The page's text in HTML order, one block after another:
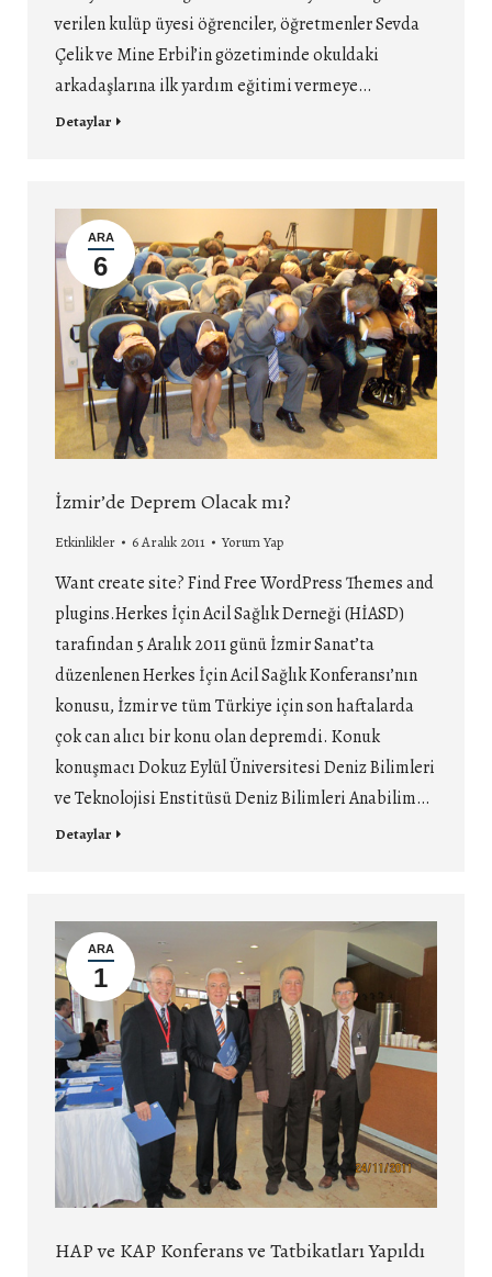
verilen kulüp üyesi öğrenciler, öğretmenler Sevda
Çelik ve Mine Erbil’in gözetiminde okuldaki
arkadaşlarına ilk yardım eğitimi vermeye…
Detaylar
ARA
6
İzmir’de Deprem Olacak mı?
Etkinlikler 6 Aralık 2011 Yorum Yap
Want create site? Find Free WordPress Themes and
plugins.Herkes İçin Acil Sağlık Derneği (HİASD)
tarafından 5 Aralık 2011 günü İzmir Sanat’ta
düzenlenen Herkes İçin Acil Sağlık Konferansı’nın
konusu, İzmir ve tüm Türkiye için son haftalarda
çok can alıcı bir konu olan depremdi. Konuk
konuşmacı Dokuz Eylül Üniversitesi Deniz Bilimleri
ve Teknolojisi Enstitüsü Deniz Bilimleri Anabilim…
Detaylar
ARA
1
HAP ve KAP Konferans ve Tatbikatları Yapıldı